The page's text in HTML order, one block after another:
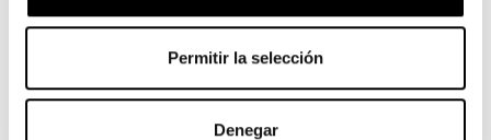
Permitir la selección
Denegar